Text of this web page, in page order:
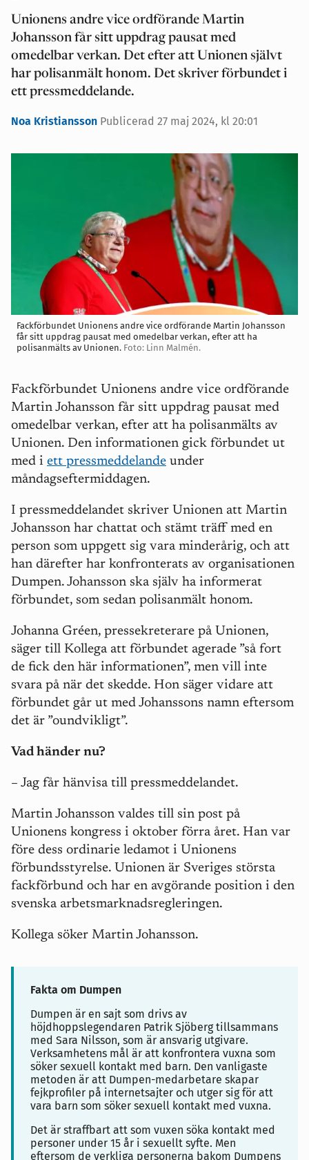
Unionens andre vice ordförande Martin
Johansson får sitt uppdrag pausat med
omedelbar verkan. Det efter att Unionen självt
har polisanmält honom. Det skriver förbundet i
ett pressmeddelande.
Noa Kristiansson Publicerad 27 maj 2024, kl 20:01
Fackförbundet Unionens andre vice ordförande Martin Johansson
får sitt uppdrag pausat med omedelbar verkan, efter att ha
polisanmälts av Unionen. Foto: Linn Malmén.
Fackförbundet Unionens andre vice ordförande
Martin Johansson får sitt uppdrag pausat med
omedelbar verkan, efter att ha polisanmälts av
Unionen. Den informationen gick förbundet ut
med i ett pressmeddelande under
måndagseftermiddagen.
I pressmeddelandet skriver Unionen att Martin
Johansson har chattat och stämt träff med en
person som uppgett sig vara minderårig, och att
han därefter har konfronterats av organisationen
Dumpen. Johansson ska själv ha informerat
förbundet, som sedan polisanmält honom.
Johanna Gréen, pressekreterare på Unionen,
säger till Kollega att förbundet agerade ”så fort
de fick den här informationen”, men vill inte
svara på när det skedde. Hon säger vidare att
förbundet går ut med Johanssons namn eftersom
det är ”oundvikligt”.
Vad händer nu?
– Jag får hänvisa till pressmeddelandet.
Martin Johansson valdes till sin post på
Unionens kongress i oktober förra året. Han var
före dess ordinarie ledamot i Unionens
förbundsstyrelse. Unionen är Sveriges största
fackförbund och har en avgörande position i den
svenska arbetsmarknadsregleringen.
Kollega söker Martin Johansson.
Fakta om Dumpen
Dumpen är en sajt som drivs av
höjdhoppslegendaren Patrik Sjöberg tillsammans
med Sara Nilsson, som är ansvarig utgivare.
Verksamhetens mål är att konfrontera vuxna som
söker sexuell kontakt med barn. Den vanligaste
metoden är att Dumpen-medarbetare skapar
fejkprofiler på internetsajter och utger sig för att
vara barn som söker sexuell kontakt med vuxna.
Det är straffbart att som vuxen söka kontakt med
personer under 15 år i sexuellt syfte. Men
eftersom de verkliga personerna bakom Dumpens